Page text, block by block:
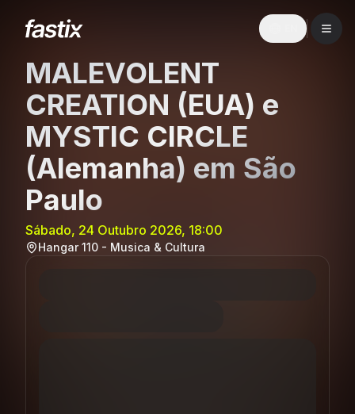
MALEVOLENT
CREATION (EUA) e
MYSTIC CIRCLE
(Alemanha) em São
Paulo
Sábado, 24 Outubro 2026, 18:00
Hangar 110 - Musica & Cultura